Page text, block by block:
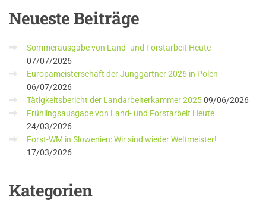
NeuesteBeiträge
Sommerausgabe von Land- und Forstarbeit Heute
07/07/2026
Europameisterschaft der Junggärtner 2026 in Polen
06/07/2026
Tätigkeitsbericht der Landarbeiterkammer 202509/06/2026
Frühlingsausgabe von Land- und Forstarbeit Heute
24/03/2026
Forst-WM in Slowenien: Wir sind wieder Weltmeister!
17/03/2026
Kategorien